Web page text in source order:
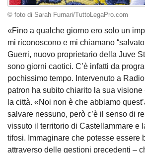
© foto di Sarah Furnari/TuttoLegaPro.com
«Fino a qualche giorno ero solo un
mi riconoscono e mi chiamano
Guerri, nuovo proprietario della Juve
sono giorni caotici. C’è infatti da
pochissimo tempo. Intervenuto a
patron ha subito chiarito la sua visione
la città. «Noi non è che abbiamo
salvare nessuno, però c’è il senso di
vissuto il territorio di Castellammare e
tifosi. Immaginare che potesse essere
attraverso delle gestioni precedenti –